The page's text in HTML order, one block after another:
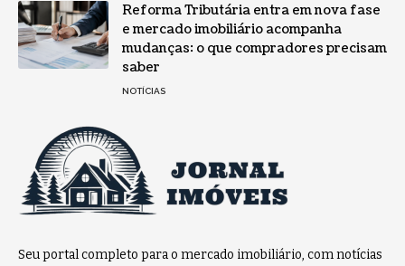
Reforma Tributária entra em nova fase
e mercado imobiliário acompanha
mudanças: o que compradores precisam
saber
NOTÍCIAS
Seu portal completo para o mercado imobiliário, com notícias